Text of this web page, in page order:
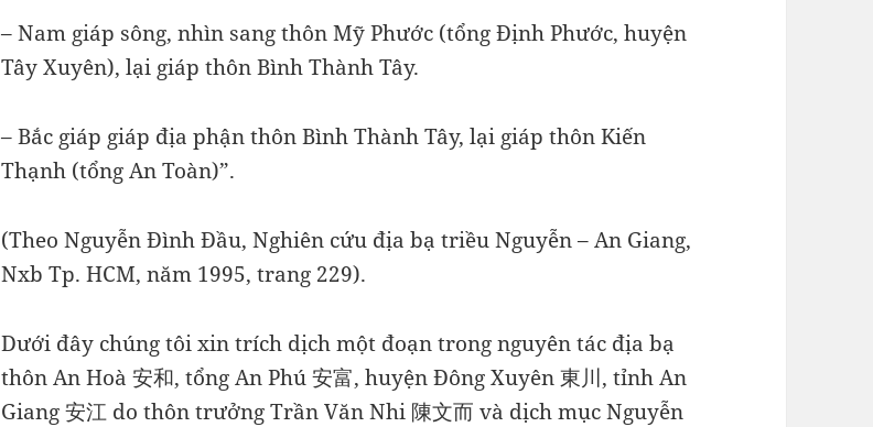
– Nam giáp sông, nhìn sang thôn Mỹ Phước (tổng Định Phước, huyện
Tây Xuyên), lại giáp thôn Bình Thành Tây.
– Bắc giáp giáp địa phận thôn Bình Thành Tây, lại giáp thôn Kiến
Thạnh (tổng An Toàn)”.
(Theo Nguyễn Đình Đầu, Nghiên cứu địa bạ triều Nguyễn – An Giang,
Nxb Tp. HCM, năm 1995, trang 229).
Dưới đây chúng tôi xin trích dịch một đoạn trong nguyên tác địa bạ
thôn An Hoà 安和, tổng An Phú 安富, huyện Đông Xuyên 東川, tỉnh An
Giang 安江 do thôn trưởng Trần Văn Nhi 陳文而 và dịch mục Nguyễn